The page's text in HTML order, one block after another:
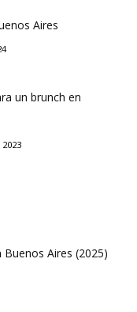
Aires
un brunch en
Aires (2025)